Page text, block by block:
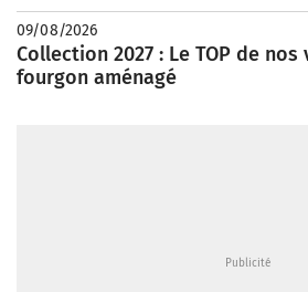
09/08/2026
Collection 2027 : Le TOP de
fourgon aménagé